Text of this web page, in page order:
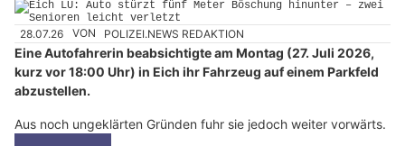
28.07.26 VON POLIZEI.NEWS REDAKTION
Eine Autofahrerin beabsichtigte am Montag (27. Juli 2026,
kurz vor 18:00 Uhr) in Eich ihr Fahrzeug auf einem Parkfeld
abzustellen.
Aus noch ungeklärten Gründen fuhr sie jedoch weiter vorwärts.